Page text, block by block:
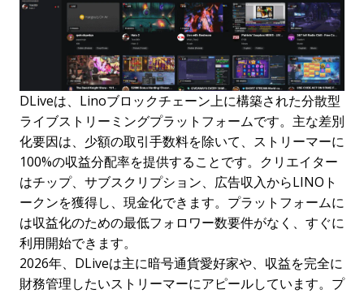
DLiveは、Linoブロックチェーン上に構築された分散型
ライブストリーミングプラットフォームです。主な差別
化要因は、少額の取引手数料を除いて、ストリーマーに
100%の収益分配率を提供することです。クリエイター
はチップ、サブスクリプション、広告収入からLINOト
ークンを獲得し、現金化できます。プラットフォームに
は収益化のための最低フォロワー数要件がなく、すぐに
利用開始できます。
2026年、DLiveは主に暗号通貨愛好家や、収益を完全に
財務管理したいストリーマーにアピールしています。プ